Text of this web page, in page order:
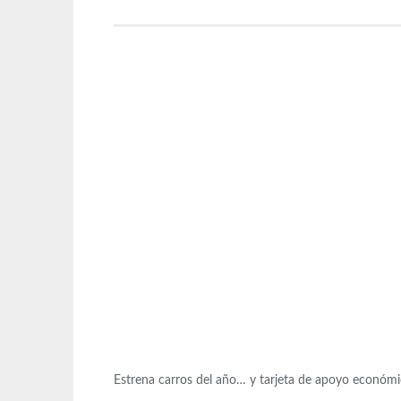
Estrena carros del año… y tarjeta de apoyo